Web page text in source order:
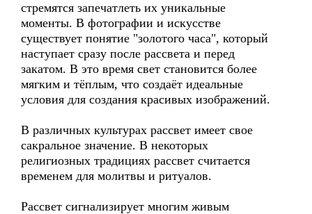
стремятся запечатлеть их уникальные
моменты. В фотографии и искусстве
существует понятие "золотого часа", который
наступает сразу после рассвета и перед
закатом. В это время свет становится более
мягким и тёплым, что создаёт идеальные
условия для создания красивых изображений.
В различных культурах рассвет имеет свое
сакральное значение. В некоторых
религиозных традициях рассвет считается
временем для молитвы и ритуалов.
Рассвет сигнализирует многим живым